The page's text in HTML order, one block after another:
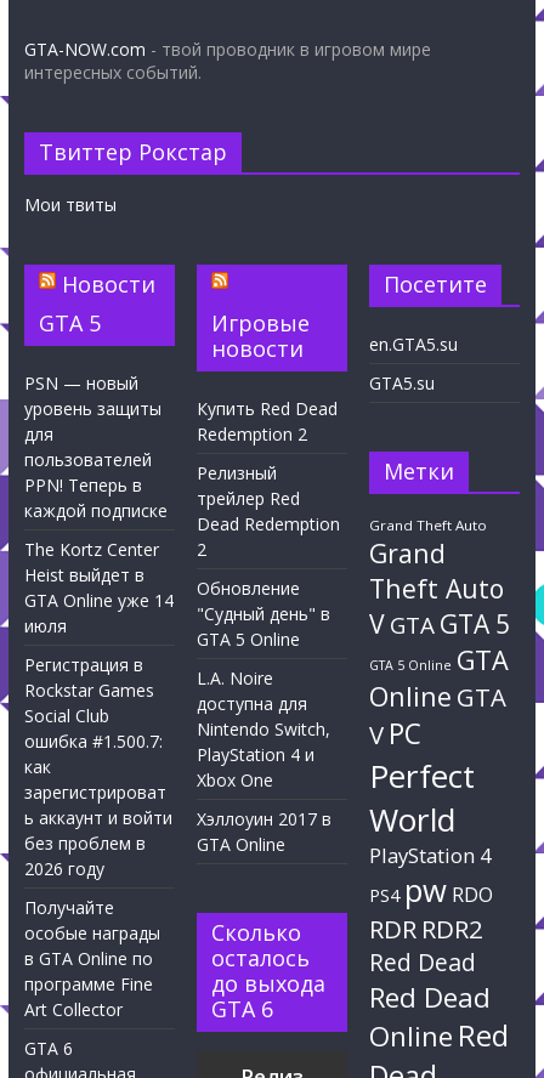
GTA-NOW.com - твой проводник в игровом мире
интересных событий.
Твиттер Рокстар
Мои твиты
Новости
GTA 5
PSN — новый
уровень защиты
для
пользователей
PPN! Теперь в
каждой подписке
The Kortz Center
Heist выйдет в
GTA Online уже 14
июля
Регистрация в
Rockstar Games
Social Club
ошибка #1.500.7:
как
зарегистрироват
ь аккаунт и войти
без проблем в
2026 году
Получайте
особые награды
в GTA Online по
программе Fine
Art Collector
GTA 6
Игровые
новости
Купить Red Dead
Redemption 2
Релизный
трейлер Red
Dead Redemption
2
Обновление
"Судный день" в
GTA 5 Online
L.A. Noire
доступна для
Nintendo Switch,
PlayStation 4 и
Xbox One
Хэллоуин 2017 в
GTA Online
Сколько
осталось
до выхода
GTA 6
Посетите
en.GTA5.su
GTA5.su
Метки
Grand Theft Auto
Grand
Theft Auto
VGTAGTA 5
GTA 5 Online GTA
Online GTA
V PC
Perfect
World
PlayStation 4
PS4 pw RDO
RDR RDR2
Red Dead
Red Dead
Online Red